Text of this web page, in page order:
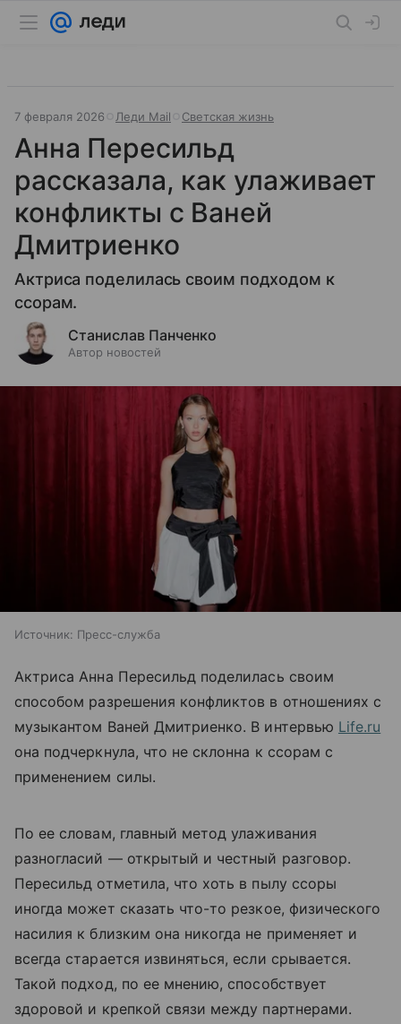
7 февраля 2026 Леди Mail Светская жизнь
Анна Пересильд
рассказала, как улаживает
конфликты с Ваней
Дмитриенко
Актриса поделилась своим подходом к
ссорам.
Станислав Панченко
Автор новостей
Источник: Пресс-служба
Актриса Анна Пересильд поделилась своим
способом разрешения конфликтов в отношениях с
музыкантом Ваней Дмитриенко. В интервью Life.ru
она подчеркнула, что не склонна к ссорам с
применением силы.
По ее словам, главный метод улаживания
разногласий — открытый и честный разговор.
Пересильд отметила, что хоть в пылу ссоры
иногда может сказать что-то резкое, физического
насилия к близким она никогда не применяет и
всегда старается извиняться, если срывается.
Такой подход, по ее мнению, способствует
здоровой и крепкой связи между партнерами.